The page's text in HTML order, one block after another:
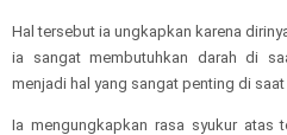
Hal tersebut ia ungkapkan karena
ia sangat membutuhkan darah di
menjadi hal yang sangat penting di
Ia mengungkapkan rasa syukur atas